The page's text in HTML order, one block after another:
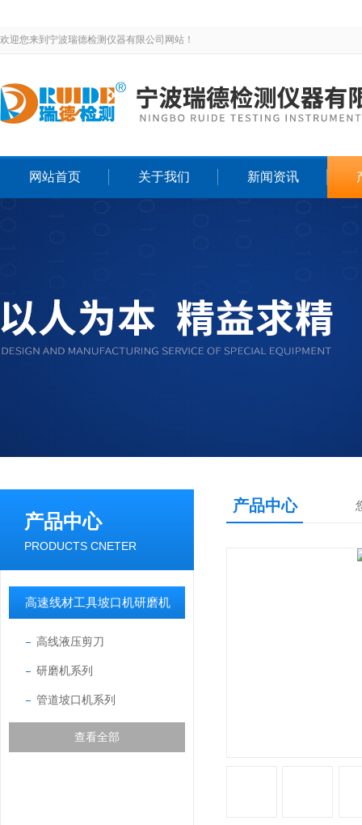
欢迎您来到宁波瑞德检测仪器有限公司网站！
网站首页 关于我们 新闻资讯
产品中心
PRODUCTS CNETER
高速线材工具坡口机研磨机
高线液压剪刀
研磨机系列
管道坡口机系列
查看全部
产品中心